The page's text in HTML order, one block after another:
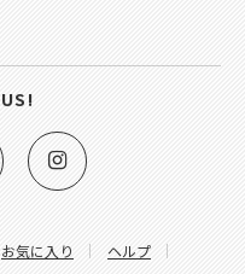
お気に入り
ヘルプ